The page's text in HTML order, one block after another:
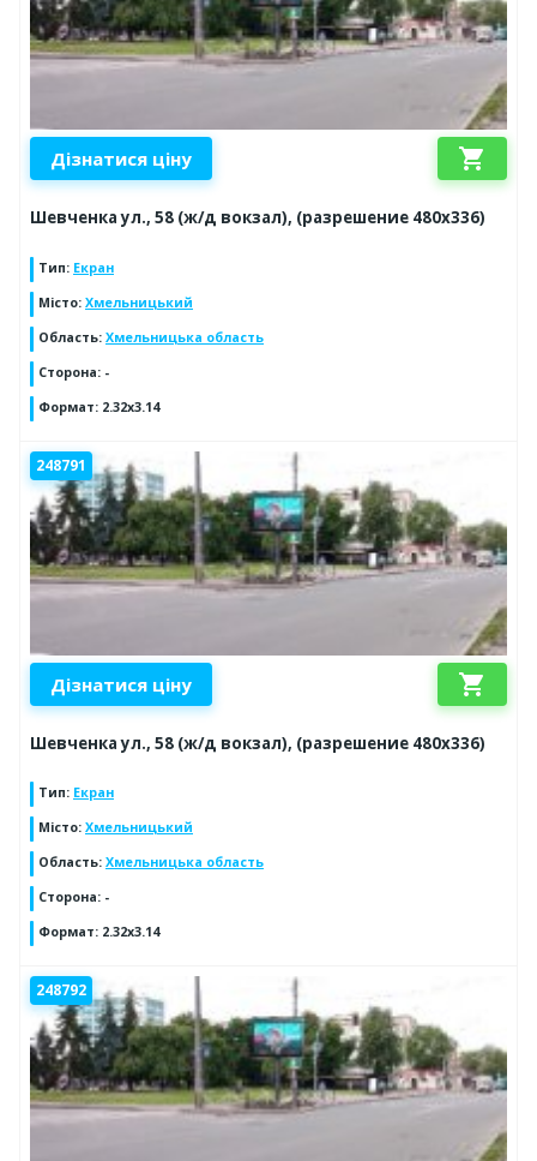
Дізнатися ціну shopping_cart
Шевченка ул., 58 (ж/д вокзал), (разрешение 480х336)
Тип: Екран
Місто: Хмельницький
Область: Хмельницька область
Сторона: -
Формат: 2.32x3.14
248791
Дізнатися ціну shopping_cart
Шевченка ул., 58 (ж/д вокзал), (разрешение 480х336)
Тип: Екран
Місто: Хмельницький
Область: Хмельницька область
Сторона: -
Формат: 2.32x3.14
248792